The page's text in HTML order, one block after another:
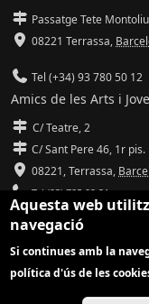
Passatge Tete
08221 Terrassa,
Tel (+34) 93 780 50 12
Amics de les Arts i
C/ Teatre, 2
C/ Sant Pere 46, 1r pis.
08221,Terrassa,
Tel (93) 785 92 31
info@amicsdelesarts-
www.amicsdelesarts-
Aquesta web
navegació
Si continues amb la
política d'ús de les